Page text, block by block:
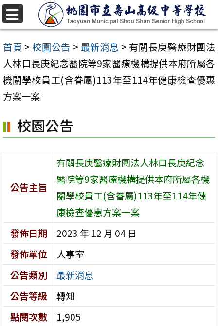
跳
至
主
要
內
容
首頁 > 校園公告 > 最新消息 > 有關長庚醫療財團法
人林口長庚紀念醫院等9家醫療機構提供本府所屬各
機關學校員工(含眷屬)113年至114年健康檢查優惠
方案一案
校園公告
公告主旨
有關長庚醫療財團法人林口長庚紀念
醫院等9家醫療機構提供本府所屬各機
關學校員工(含眷屬)113年至114年健
康檢查優惠方案一案
發佈日期
2023 年 12 月 04 日
發佈單位
人事室
公告類別
最新消息
公告等級
轉知
點閱次數
1,905
選
單